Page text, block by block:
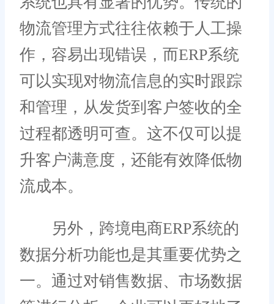
物流管理方式往往依赖于人工操
作，容易出现错误，而ERP系统
可以实现对物流信息的实时跟踪
和管理，从发货到客户签收的全
过程都透明可查。这不仅可以提
升客户满意度，还能有效降低物
流成本。
另外，跨境电商ERP系统的
数据分析功能也是其重要优势之
一。通过对销售数据、市场数据